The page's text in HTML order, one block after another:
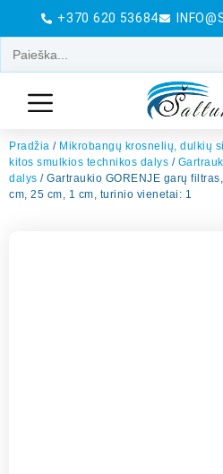
+370 620 53684
Pradžia / Mikrobangų krosnelių, dulkių
kitos smulkios technikos dalys /
dalys / Gartraukio GORENJE garų
cm, 25 cm, 1 cm, turinio vienetai: 1